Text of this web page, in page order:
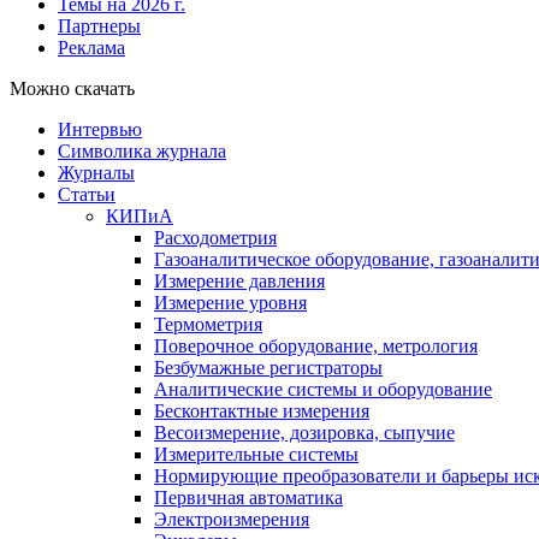
Темы на 2026 г.
Партнеры
Реклама
Можно скачать
Интервью
Символика журнала
Журналы
Статьи
КИПиА
Расходометрия
Газоаналитическое оборудование,
Измерение давления
Измерение уровня
Термометрия
Поверочное оборудование, метрология
Безбумажные регистраторы
Аналитические системы и оборудование
Бесконтактные измерения
Весоизмерение, дозировка, сыпучие
Измерительные системы
Нормирующие преобразователи и барьеры
Первичная автоматика
Электроизмерения